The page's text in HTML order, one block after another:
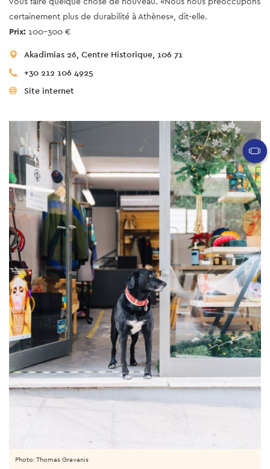
certainement plus de durabilité à Athènes», dit-elle.
Prix: 100-300 €
Akadimias 26, Centre Historique, 106 71
+30 212 106 4925
Site internet
Photo: Thomas Gravanis